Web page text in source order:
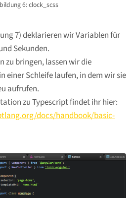
6: clock_scss
7) deklarieren wir Variablen für
Sekunden.
zu bringen, lassen wir die
einer Schleife laufen, in dem wir sie
aufrufen.
zu Typescript findet ihr hier:
docs/handbook/basic-